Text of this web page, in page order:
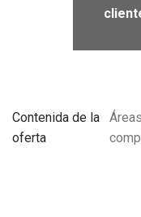
Contenida de la
oferta